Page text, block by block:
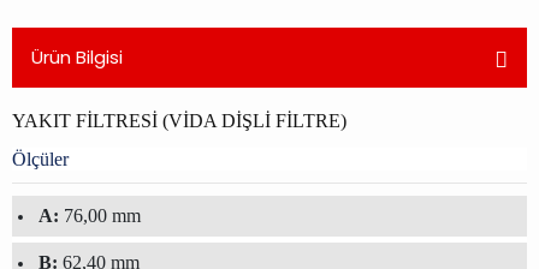
Ürün Bilgisi
YAKIT FİLTRESİ (VİDA DİŞLİ FİLTRE)
Ölçüler
A: 76,00 mm
B: 62,40 mm